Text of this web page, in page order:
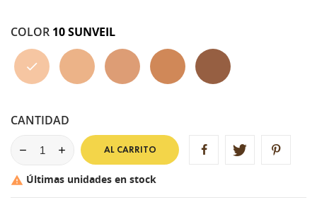
COLOR 10 SUNVEIL
10
SUNVEIL
20
GOLDEN
30
SUNWARM
40
AMBER
50
BRONZE
CANTIDAD
AL CARRITO
 Últimas unidades en stock